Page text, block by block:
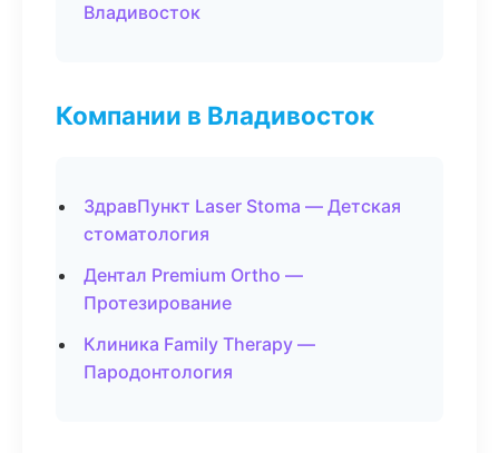
Владивосток
Компании в Владивосток
ЗдравПункт Laser Stoma — Детская
стоматология
Дентал Premium Ortho —
Протезирование
Клиника Family Therapy —
Пародонтология